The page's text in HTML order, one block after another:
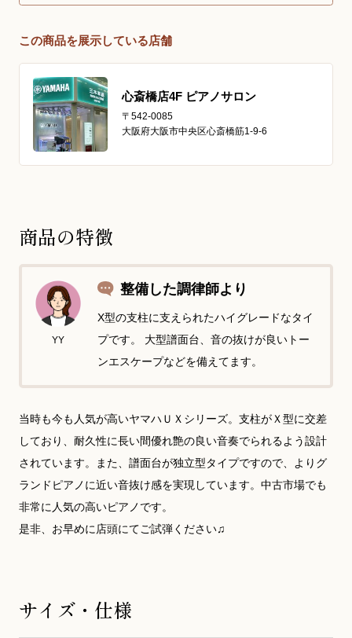
この商品を展示している店舗
心斎橋店4F ピアノサロン
〒542-0085
大阪府大阪市中央区心斎橋筋1-9-6
商品の特徴
YY
整備した調律師より
X型の支柱に支えられたハイグレードなタイ
プです。 大型譜面台、音の抜けが良いトー
ンエスケープなどを備えてます。
当時も今も人気が高いヤマハＵＸシリーズ。支柱がＸ型に交差
しており、耐久性に長い間優れ艶の良い音奏でられるよう設計
されています。また、譜面台が独立型タイプですので、よりグ
ランドピアノに近い音抜け感を実現しています。中古市場でも
非常に人気の高いピアノです。
是非、お早めに店頭にてご試弾ください♫
サイズ・仕様